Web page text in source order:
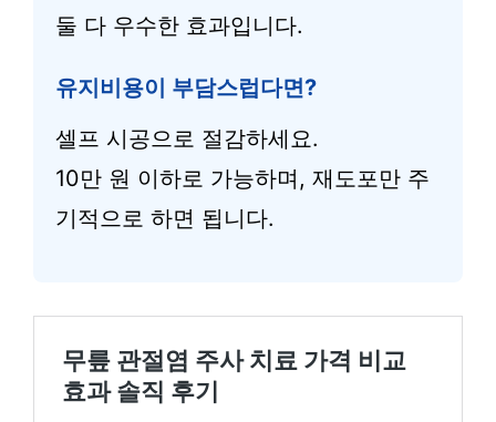
둘 다 우수한 효과입니다.
유지비용이 부담스럽다면?
셀프 시공으로 절감하세요.
10만 원 이하로 가능하며, 재도포만 주
기적으로 하면 됩니다.